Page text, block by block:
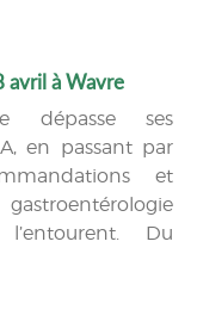
avril à Wavre
dépasse ses
en passant par
et
Du